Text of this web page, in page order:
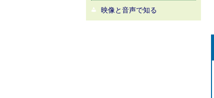
映像と音声で知る